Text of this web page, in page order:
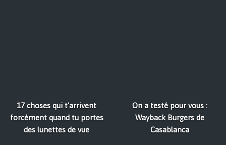
17 choses qui t'arrivent
forcément quand tu portes
des lunettes de vue
On a testé pour vous :
Wayback Burgers de
Casablanca